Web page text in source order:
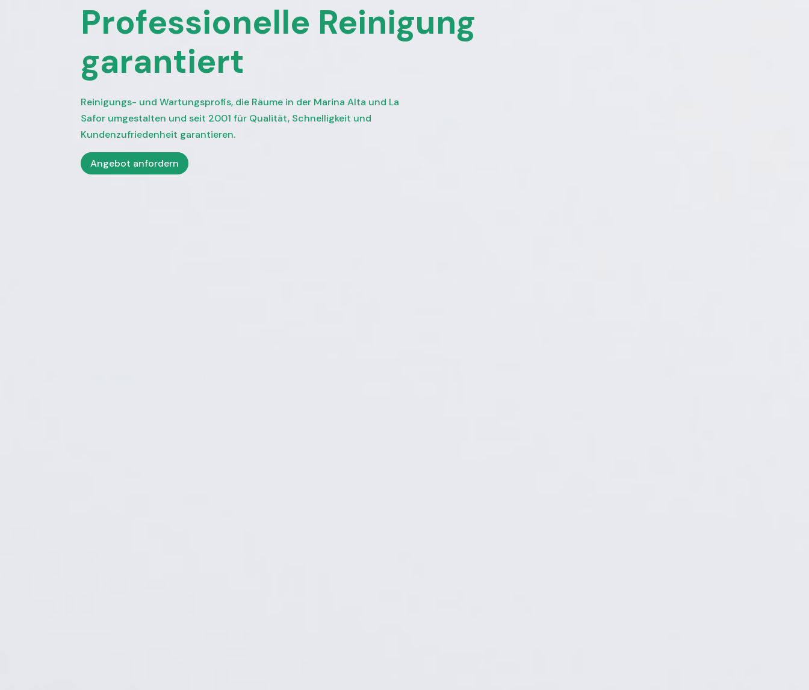
Professionelle Reinigung
garantiert
Reinigungs- und Wartungsprofis, die Räume in der Marina Alta und La
Safor umgestalten und seit 2001 für Qualität, Schnelligkeit und
Kundenzufriedenheit garantieren.
Angebot anfordern